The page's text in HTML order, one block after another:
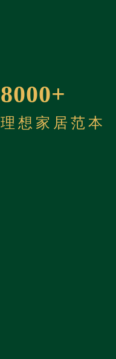
8000+
理想家居范本